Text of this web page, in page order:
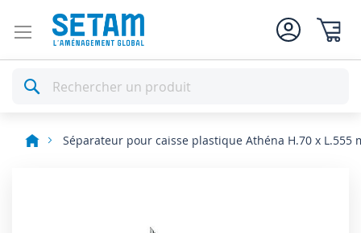
Rechercher
Séparateur pour caisse plastique Athéna H.70 x L.555